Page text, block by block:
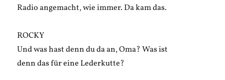
Radio angemacht, wie immer. Da kam das.
ROCKY
Und was hast denn du da an, Oma? Was ist
denn das für eine Lederkutte?